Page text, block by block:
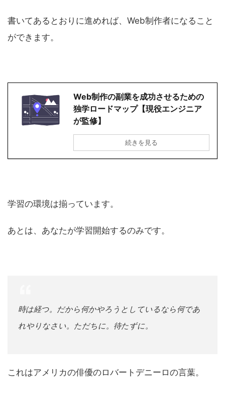
書いてあるとおりに進めれば、Web制作者になること
ができます。
Web制作の副業を成功させるための
独学ロードマップ【現役エンジニア
が監修】
続きを見る
学習の環境は揃っています。
あとは、あなたが学習開始するのみです。
時は経つ。だから何かやろうとしているなら何であ
れやりなさい。ただちに。待たずに。
これはアメリカの俳優のロバートデニーロの言葉。